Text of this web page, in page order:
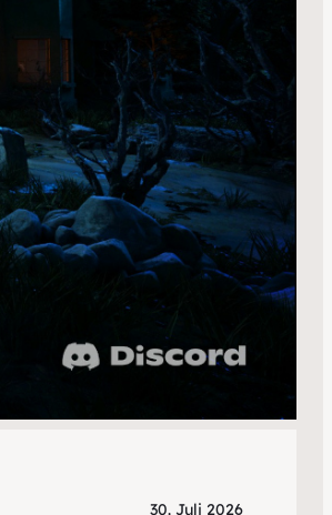
30. Juli 2026